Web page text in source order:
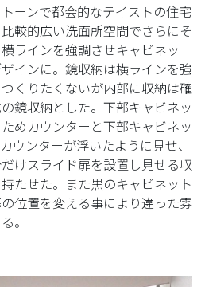
ーンで都会的なテイストの住宅
較的広い洗面所空間でさらにそ
ラインを強調させキャビネッ
インに。鏡収納は横ラインを強
くりたくないが内部に収納は確
鏡収納とした。下部キャビネッ
めカウンターと下部キャビネッ
ウンターが浮いたように見せ、
けスライド扉を設置し見せる収
たせた。また黒のキャビネット
位置を変える事により違った雰
。